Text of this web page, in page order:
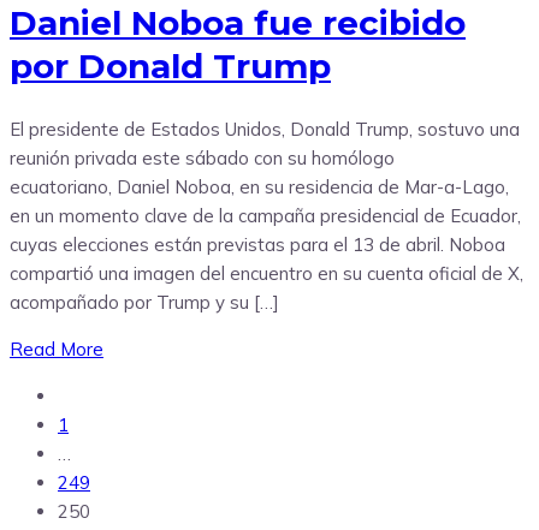
Daniel Noboa fue recibido
por Donald Trump
El presidente de Estados Unidos, Donald Trump, sostuvo una
reunión privada este sábado con su homólogo
ecuatoriano, Daniel Noboa, en su residencia de Mar-a-Lago,
en un momento clave de la campaña presidencial de Ecuador,
cuyas elecciones están previstas para el 13 de abril. Noboa
compartió una imagen del encuentro en su cuenta oficial de X,
acompañado por Trump y su […]
Read More
1
…
249
250